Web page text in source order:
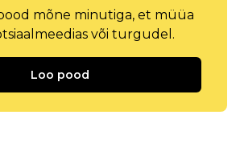
mõne minutiga, et müüa
või turgudel.
Loo pood